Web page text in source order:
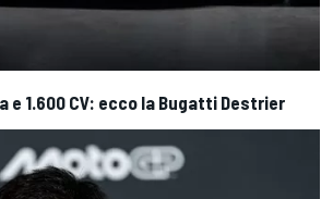
e 1.600 CV: ecco la Bugatti Destrier